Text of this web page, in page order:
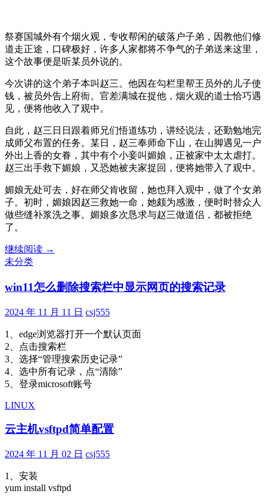
祭赛国城外有个烟火观，专收帮闲的破落户子弟，因教他们修
道走正途，口碑极好，许多人家都将不争气的子弟送来这里，
这个故事便是听某员外说的。
今次讲的这个弟子本叫赵三。他因在勾栏里帮王员外的儿子使
钱，被员外告上府衙。官差满城在捉他，烟火观的道士恰巧遇
见，便将他收入了观中。
自此，赵三日日跟着师兄们悟道练功，讲经说法，还勤勉地完
成师父布置的任务。某日，赵三奉师命下山，在山脚遇见一户
外出上香的女眷，其中有个小妾叫媚娘，正被家中太太虐打。
赵三出手救下媚娘，又恐她被夫家捉回，便将她带入了观中。
媚娘无处可去，好在师父肯收留，她也拜入观中，做了个女弟
子。初时，媚娘因赵三救她一命，她颇为感激，便时时替众人
做些缝补浆洗之事。媚娘多次恳求与赵三做道侣，都被拒绝
了。
继续阅读黑
悟
隐
图
之
《罗
生
门》
→
未分类
win11怎么删除搜索栏中显示网页的搜索记录
2024 年 11 月 11 日 csj555
1、edge浏览器打开一个默认页面
2、点击搜索栏
3、选择“管理搜索历史记录”
4、选中所有记录，点“清除”
5、登录microsoft账号
LINUX
云主机vsftpd简单配置
2024 年 11 月 02 日 csj555
1、安装
yum install vsftpd